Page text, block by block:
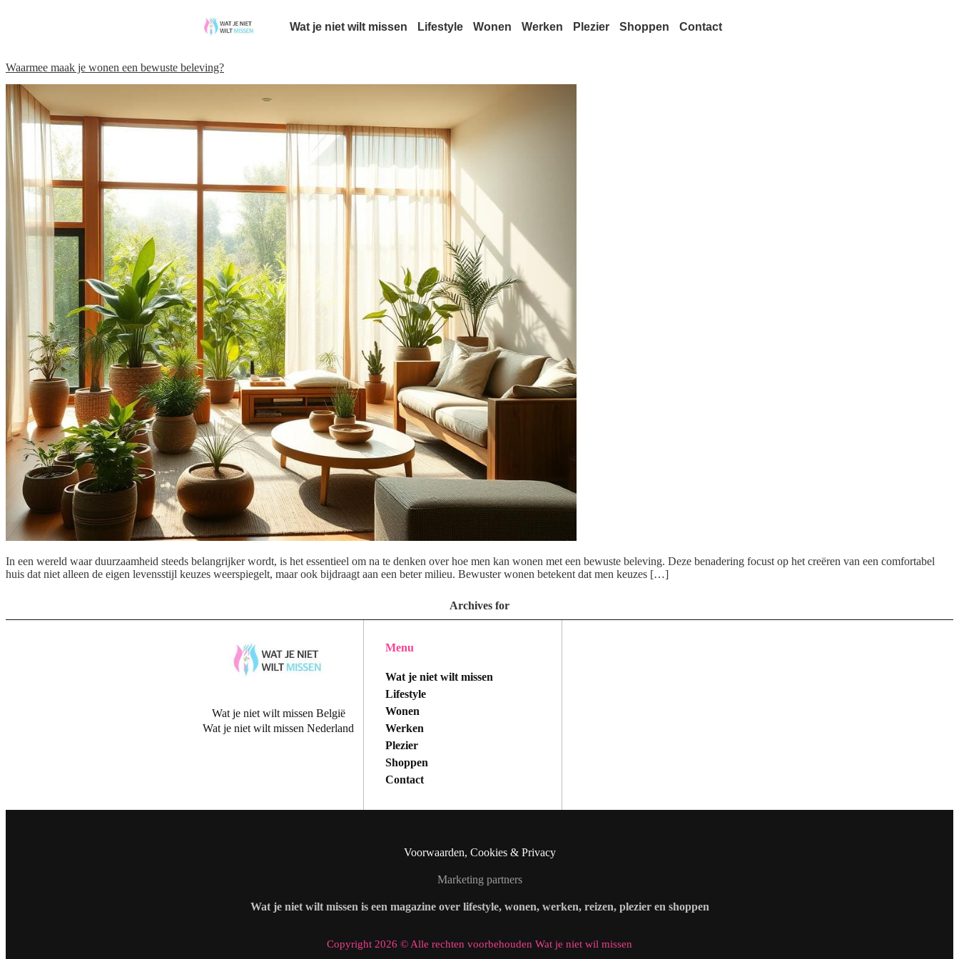
Wat je niet wilt missen Lifestyle Wonen Werken Plezier Shoppen Contact
Waarmee maak je wonen een bewuste beleving?
In een wereld waar duurzaamheid steeds belangrijker wordt, is het essentieel om na te denken over hoe men kan wonen met een bewuste beleving. Deze benadering focust op het creëren van een comfortabel
huis dat niet alleen de eigen levensstijl keuzes weerspiegelt, maar ook bijdraagt aan een beter milieu. Bewuster wonen betekent dat men keuzes […]
Archives for
Wat je niet wilt missen België
Wat je niet wilt missen Nederland
Menu
Wat je niet wilt missen
Lifestyle
Wonen
Werken
Plezier
Shoppen
Contact
Voorwaarden, Cookies & Privacy
Marketing partners
Wat je niet wilt missen is een magazine over lifestyle, wonen, werken, reizen, plezier en shoppen
Copyright 2026 © Alle rechten voorbehouden Wat je niet wil missen